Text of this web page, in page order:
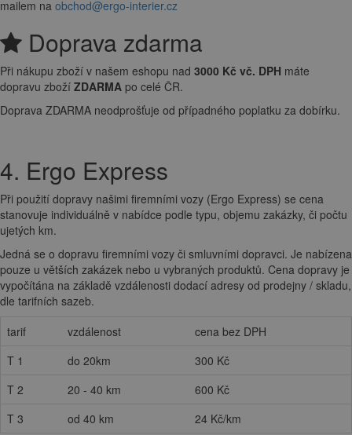
mailem na obchod@ergo-interier.cz
Doprava zdarma
Při nákupu zboží v našem eshopu nad 3000 Kč vč. DPH máte
dopravu zboží ZDARMA po celé ČR.
Doprava ZDARMA neodprošťuje od případného poplatku za dobírku.
4. Ergo Express
Při použití dopravy našimi firemními vozy (Ergo Express) se cena
stanovuje individuálně v nabídce podle typu, objemu zakázky, či počtu
ujetých km.
Jedná se o dopravu firemními vozy či smluvními dopravci. Je nabízena
pouze u větších zakázek nebo u vybraných produktů. Cena dopravy je
vypočítána na základě vzdálenosti dodací adresy od prodejny / skladu,
dle tarifních sazeb.
tarif
vzdálenost
cena bez DPH
T 1
do 20km
300 Kč
T 2
20 - 40 km
600 Kč
T 3
od 40 km 24 Kč/km